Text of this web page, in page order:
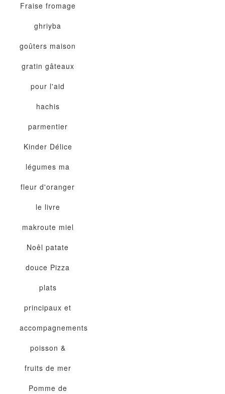
Fraise fromage
ghriyba
goûters maison
gratin gâteaux
pour l'aid
hachis
parmentier
Kinder Délice
légumes ma
fleur d'oranger
le livre
makroute miel
Noêl patate
douce Pizza
plats
principaux et
accompagnements
poisson &
fruits de mer
Pomme de